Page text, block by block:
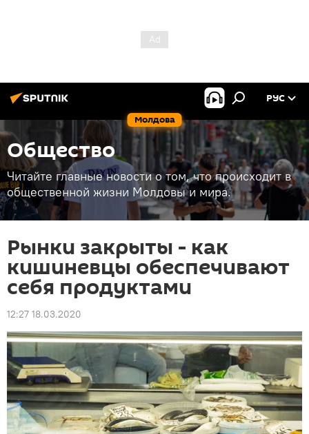
Молдова
РУС
Общество
Читайте главные новости о том, что происходит в
общественной жизни Молдовы и мира.
Рынки закрыты - как
кишиневцы обеспечивают
себя продуктами
12:27 18.03.2020